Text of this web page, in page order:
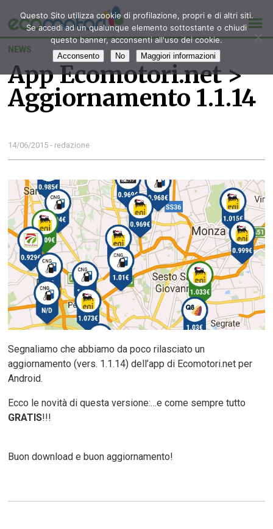
NEWS
App Ecomotori.net >
Aggiornamento 1.1.14
14/06/2015 - redazione
Segnaliamo che abbiamo da poco rilasciato un
aggiornamento (vers. 1.1.14) dell’app di Ecomotori.net per
Android.
Ecco le novità di questa versione:…e come sempre tutto
GRATIS!!!
Buon download e buon aggiornamento!
Questo Sito utilizza cookie di profilazione, propri e di altri siti.
Se accedi ad un qualunque elemento sottostante o chiudi
questo banner, acconsenti all'uso dei cookie.
Acconsento No Maggiori informazioni